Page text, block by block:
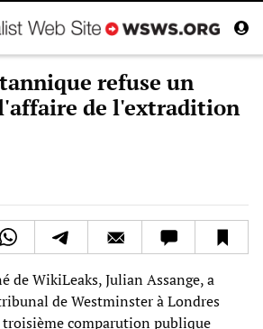
refuse un
de l'extradition
de WikiLeaks, Julian Assange, a
de Westminster à Londres
troisième comparution publique